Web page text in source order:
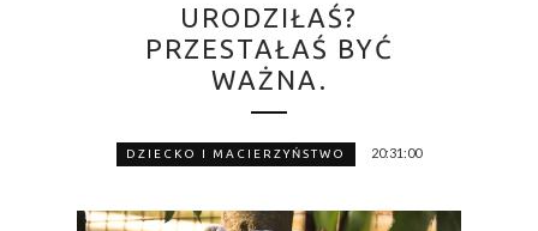
URODZIŁAŚ?
PRZESTAŁAŚ BYĆ
WAŻNA.
DZIECKO I MACIERZYŃSTWO 20:31:00